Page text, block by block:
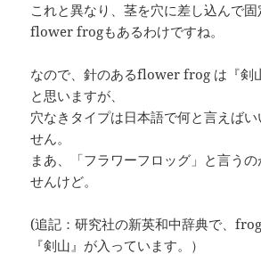
これと異なり、茎を穴に差し込んで
flower frogもあるわけですね。
なので、針のあるflower frog は『剣
と思いますが、
穴なきタイプは日本語で何と言えば
せん。
まあ、「フラワーフロッグ」と言う
せんけど。
(追記：研究社の新英和中辞典で、
『剣山』が入っています。）